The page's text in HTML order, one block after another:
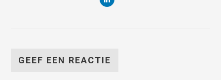
GEEF EEN REACTIE